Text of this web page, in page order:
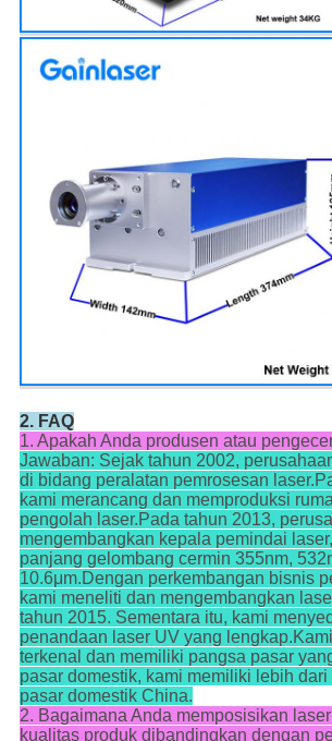
2. FAQ
1. Apakah Anda produsen atau
Jawaban: Sejak tahun 2002,
di bidang peralatan pemrosesan
kami merancang dan memproduksi
pengolah laser.Pada tahun 2013,
mengembangkan kepala pemindai
panjang gelombang cermin 355nm,
10.6μm.Dengan perkembangan bisnis
kami meneliti dan mengembangkan
tahun 2015. Sementara itu, kami
penandaan laser UV yang
terkenal dan memiliki pangsa pasar
pasar domestik, kami memiliki lebih
pasar domestik China.
2. Bagaimana Anda memposisikan
kualitas produk dibandingkan dengan